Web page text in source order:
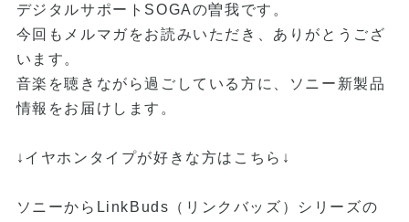
デジタルサポートSOGAの曽我です。
今回もメルマガをお読みいただき、ありがとうござ
います。
音楽を聴きながら過ごしている方に、ソニー新製品
情報をお届けします。
↓イヤホンタイプが好きな方はこちら↓
ソニーからLinkBuds（リンクバッズ）シリーズの